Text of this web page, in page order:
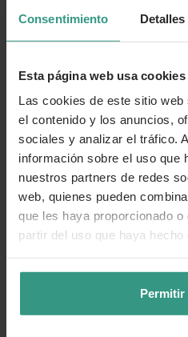
Consentimiento Detalles
Esta página web usa cookies
Las cookies de este sitio
el contenido y los anuncios,
sociales y analizar el tráfico.
información sobre el uso que
nuestros partners de redes
web, quienes pueden
que les haya proporcionado
partir del uso que haya hecho
Permitir
Número de artículo:11230178
¿Te ha resultado útil la
👍 Sí 😐 Más o menos